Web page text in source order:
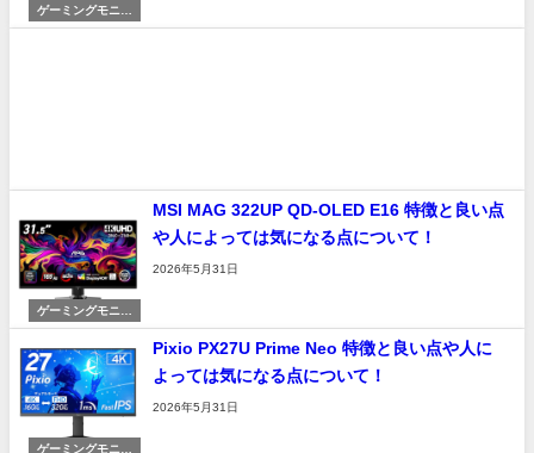
ゲーミングモニタ
ー
ゲーミングモニタ
ー
MSI MAG 322UP QD-OLED E16 特徴と良い点
や人によっては気になる点について！
2026年5月31日
ゲーミングモニタ
Pixio PX27U Prime Neo 特徴と良い点や人に
よっては気になる点について！
2026年5月31日